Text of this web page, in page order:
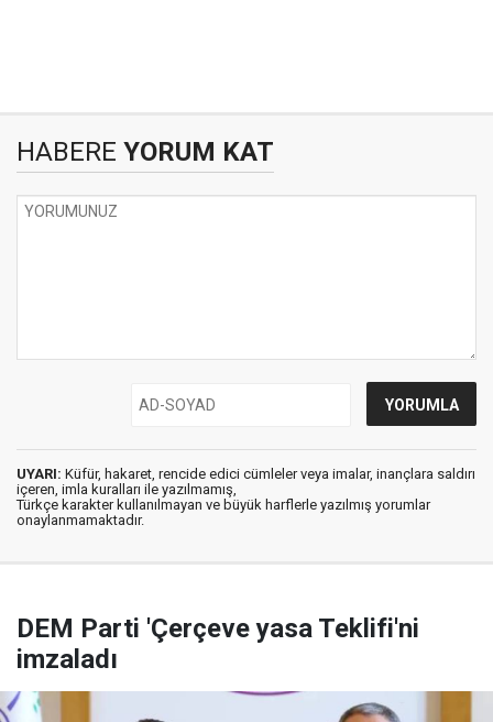
HABERE YORUM KAT
UYARI: Küfür, hakaret, rencide edici cümleler veya imalar, inançlara saldırı
içeren, imla kuralları ile yazılmamış,
Türkçe karakter kullanılmayan ve büyük harflerle yazılmış yorumlar
onaylanmamaktadır.
DEM Parti 'Çerçeve yasa Teklifi'ni
imzaladı